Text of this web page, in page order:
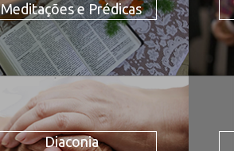
Meditações e Prédicas
Diaconia